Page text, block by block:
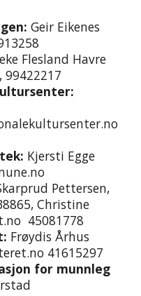
Geir Eikenes
Flesland Havre
, 99422217
Kjersti Egge
karprud Pettersen,
Christine
45081778
Frøydis Århus
41615297
for munnleg